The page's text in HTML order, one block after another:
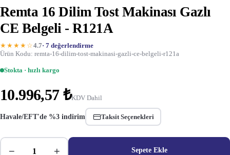
Remta 16 Dilim Tost Makinası Gazlı
CE Belgeli - R121A
★★★★☆4.7· 7 değerlendirme
Ürün Kodu: remta-16-dilim-tost-makinasi-gazli-ce-belgeli-r121a
Stokta · hızlı kargo
10.996,57 ₺KDV Dahil
Havale/EFT'de %3 indirim Taksit Seçenekleri
− + Sepete Ekle